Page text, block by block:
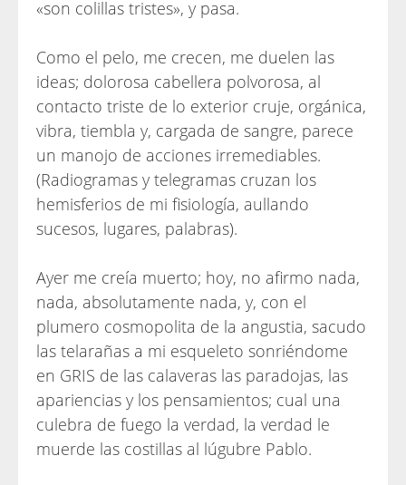
«son colillas tristes», y pasa.
Como el pelo, me crecen, me duelen las
ideas; dolorosa cabellera polvorosa, al
contacto triste de lo exterior cruje, orgánica,
vibra, tiembla y, cargada de sangre, parece
un manojo de acciones irremediables.
(Radiogramas y telegramas cruzan los
hemisferios de mi fisiología, aullando
sucesos, lugares, palabras).
Ayer me creía muerto; hoy, no afirmo nada,
nada, absolutamente nada, y, con el
plumero cosmopolita de la angustia, sacudo
las telarañas a mi esqueleto sonriéndome
en GRIS de las calaveras las paradojas, las
apariencias y los pensamientos; cual una
culebra de fuego la verdad, la verdad le
muerde las costillas al lúgubre Pablo.